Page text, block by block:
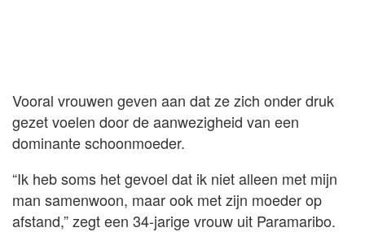
Vooral vrouwen geven aan dat ze zich onder druk
gezet voelen door de aanwezigheid van een
dominante schoonmoeder.
“Ik heb soms het gevoel dat ik niet alleen met mijn
man samenwoon, maar ook met zijn moeder op
afstand,” zegt een 34-jarige vrouw uit Paramaribo.